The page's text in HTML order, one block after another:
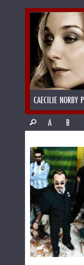
CAECILIE NORBY
A
B